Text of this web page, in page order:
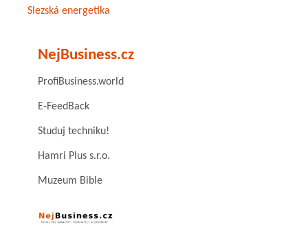
Slezská energetika
NejBusiness.cz
ProfiBusiness.world
E-FeedBack
Studuj techniku!
Hamri Plus s.r.o.
Muzeum Bible